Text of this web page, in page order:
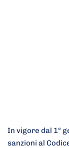
In vigore dal 1°
sanzioni al